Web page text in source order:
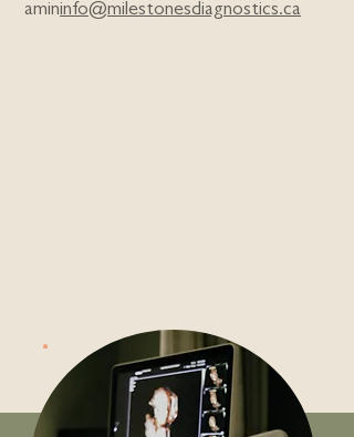
amininfo@milestonesdiagnostics.ca